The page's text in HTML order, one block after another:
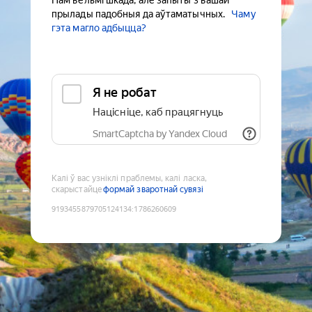
прылады падобныя да аўтаматычных.
Чаму
гэта магло адбыцца?
Я не робат
Націсніце, каб працягнуць
SmartCaptcha by Yandex Cloud
Калі ў вас узніклі праблемы, калі ласка,
скарыстайцеформай зваротнай сувязі
9193455879705124134:1786260609